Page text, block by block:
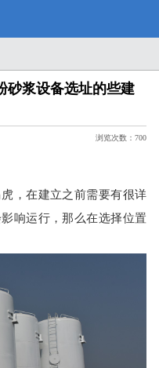
砂浆设备选址的些建
浏览次数：700
，在建立之前需要有很详
响运行，那么在选择位置